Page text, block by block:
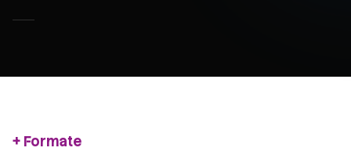
Formate